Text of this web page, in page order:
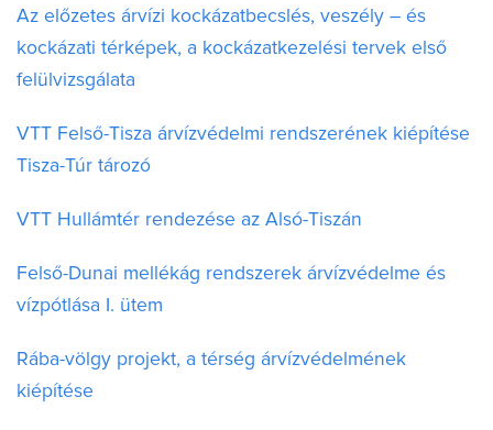
Az előzetes árvízi kockázatbecslés, veszély – és
kockázati térképek, a kockázatkezelési tervek első
felülvizsgálata
VTT Felső-Tisza árvízvédelmi rendszerének kiépítése
Tisza-Túr tározó
VTT Hullámtér rendezése az Alsó-Tiszán
Felső-Dunai mellékág rendszerek árvízvédelme és
vízpótlása I. ütem
Rába-völgy projekt, a térség árvízvédelmének
kiépítése